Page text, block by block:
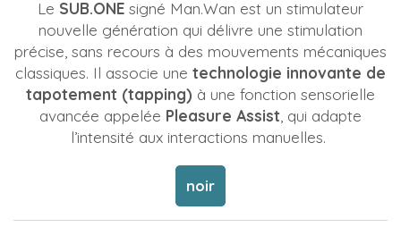
Le SUB.ONE signé Man.Wan est un stimulateur
nouvelle génération qui délivre une stimulation
précise, sans recours à des mouvements mécaniques
classiques. Il associe une technologie innovante de
tapotement (tapping) à une fonction sensorielle
avancée appelée Pleasure Assist , qui adapte
l’intensité aux interactions manuelles.
noir